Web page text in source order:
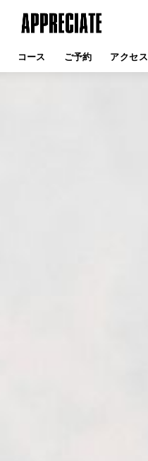
コース ご予約 アクセス